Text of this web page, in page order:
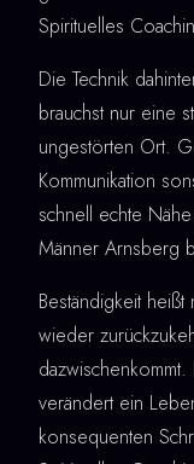
Spirituelles
Die Technik
brauchst nur eine
ungestörten Ort.
Kommunikation
schnell echte
Männer Arnsberg
Beständigkeit
wieder
verändert ein
konsequenten